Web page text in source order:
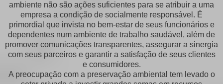
ambiente não são ações suficientes para se atribuir a uma
empresa a condição de socialmente responsável. É
primordial que invista no bem-estar de seus funcionários e
dependentes num ambiente de trabalho saudável, além de
promover comunicações transparentes, assegurar a sinergia
com seus parceiros e garantir a satisfação de seus clientes
e consumidores.
A preocupação com a preservação ambiental tem levado o